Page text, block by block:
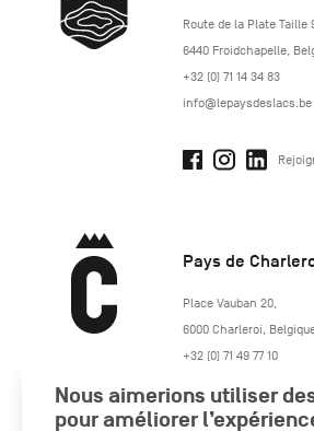
http://
Route de la Plate Taille
6440 Froidchapelle,
+32 (0) 71 14 34 83
info@lepaysdeslacs.be
Pays de
https://
Place Vauban 20,
6000 Charleroi
+32 (0) 71 49 77 10
Nous aimerions utiliser
pour améliorer